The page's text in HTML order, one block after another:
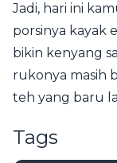
Jadi, hari ini
porsinya kayak
bikin kenyang
rukonya masih
teh yang baru
Tags